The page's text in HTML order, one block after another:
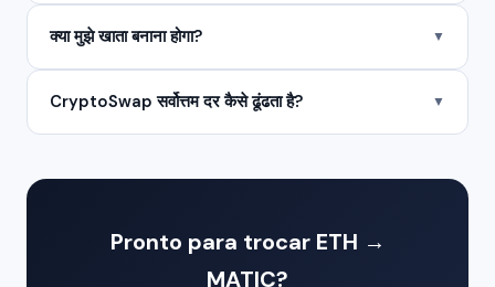
क्या मुझे खाता बनाना होगा? ▼
CryptoSwap सर्वोत्तम दर कैसे ढूंढता है? ▼
Pronto para trocar ETH →
MATIC?